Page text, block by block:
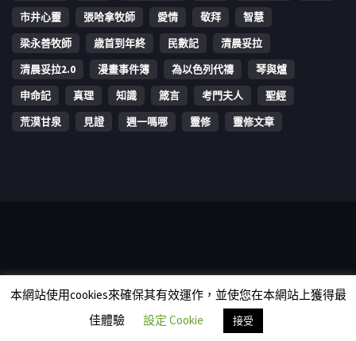
市井心靈
張哈拿牧師 愛情 敬拜
智慧
梁永善牧師
歳首到年終 民數記
清晨妥拉
清晨妥拉2.0
漫畫事件簿 為以色列代禱
琴與爐
申命記
真理 知識 箴言 考門夫人
聖經
荒漠甘泉
見證 週一嗎哪 靈修 靈修文章
rights reserved.
本網站使用cookies來確保其有效運作，並使您在本網站上獲得最
佳體驗
設定 Cookie 接受